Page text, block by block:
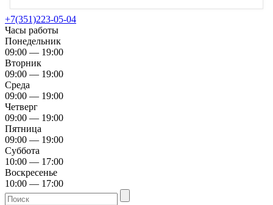
+7(351)223-05-04
Часы работы
Понедельник
09:00 — 19:00
Вторник
09:00 — 19:00
Среда
09:00 — 19:00
Четверг
09:00 — 19:00
Пятница
09:00 — 19:00
Суббота
10:00 — 17:00
Воскресенье
10:00 — 17:00